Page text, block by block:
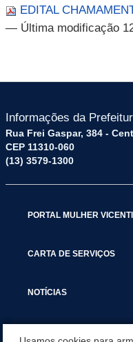
EDITAL
— Última modificação
Informações da
Rua Frei Gaspar, 384 -
CEP 11310-060
(13) 3579-1300
PORTAL MULHER
CARTA DE SERVIÇOS
NOTÍCIAS